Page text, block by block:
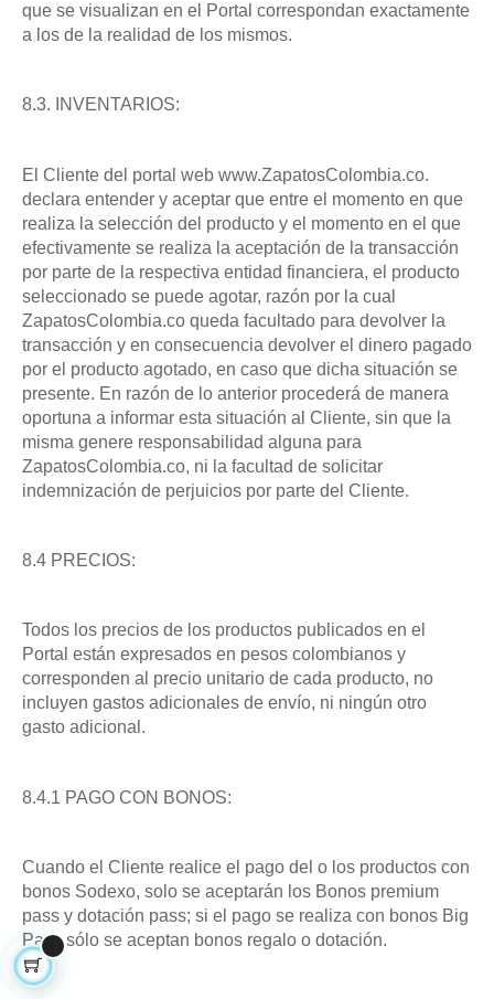
que se visualizan en el Portal correspondan exactamente
a los de la realidad de los mismos.
8.3. INVENTARIOS:
El Cliente del portal web www.ZapatosColombia.co.
declara entender y aceptar que entre el momento en que
realiza la selección del producto y el momento en el que
efectivamente se realiza la aceptación de la transacción
por parte de la respectiva entidad financiera, el producto
seleccionado se puede agotar, razón por la cual
ZapatosColombia.co queda facultado para devolver la
transacción y en consecuencia devolver el dinero pagado
por el producto agotado, en caso que dicha situación se
presente. En razón de lo anterior procederá de manera
oportuna a informar esta situación al Cliente, sin que la
misma genere responsabilidad alguna para
ZapatosColombia.co, ni la facultad de solicitar
indemnización de perjuicios por parte del Cliente.
8.4 PRECIOS:
Todos los precios de los productos publicados en el
Portal están expresados en pesos colombianos y
corresponden al precio unitario de cada producto, no
incluyen gastos adicionales de envío, ni ningún otro
gasto adicional.
8.4.1 PAGO CON BONOS:
Cuando el Cliente realice el pago del o los productos con
bonos Sodexo, solo se aceptarán los Bonos premium
pass y dotación pass; si el pago se realiza con bonos Big
Pass sólo se aceptan bonos regalo o dotación.